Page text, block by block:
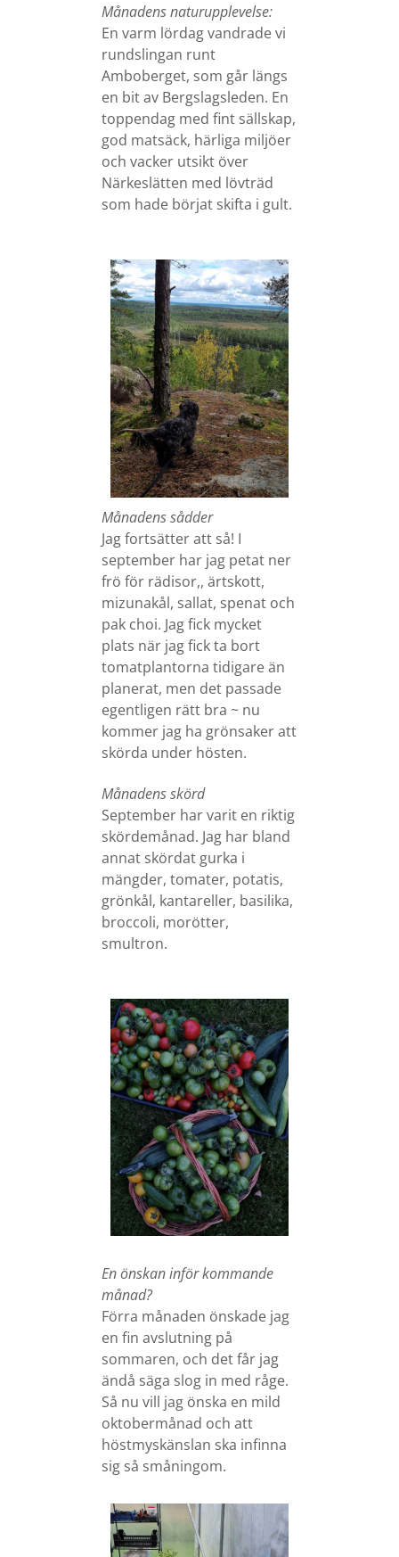
Månadens naturupplevelse:
En varm lördag vandrade vi
rundslingan runt
Amboberget, som går längs
en bit av Bergslagsleden. En
toppendag med fint sällskap,
god matsäck, härliga miljöer
och vacker utsikt över
Närkeslätten med lövträd
som hade börjat skifta i gult.
Månadens sådder
Jag fortsätter att så! I
september har jag petat ner
frö för rädisor,, ärtskott,
mizunakål, sallat, spenat och
pak choi. Jag fick mycket
plats när jag fick ta bort
tomatplantorna tidigare än
planerat, men det passade
egentligen rätt bra ~ nu
kommer jag ha grönsaker att
skörda under hösten.
Månadens skörd
September har varit en riktig
skördemånad. Jag har bland
annat skördat gurka i
mängder, tomater, potatis,
grönkål, kantareller, basilika,
broccoli, morötter,
smultron.
En önskan inför kommande
månad?
Förra månaden önskade jag
en fin avslutning på
sommaren, och det får jag
ändå säga slog in med råge.
Så nu vill jag önska en mild
oktobermånad och att
höstmyskänslan ska infinna
sig så småningom.